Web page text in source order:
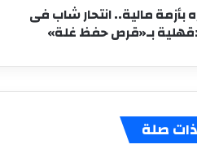
بأزمة مالية.. انتحار شاب فى
بـ«قرص حفظ غلة»
صلة